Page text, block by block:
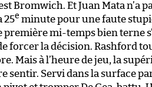
Bromwich. Et Juan Mata n’a
25e minute pour une faute
mi-temps bien terne
forcer la décision. Rashford
Mais à l’heure de jeu, la
sentir. Servi dans la surface